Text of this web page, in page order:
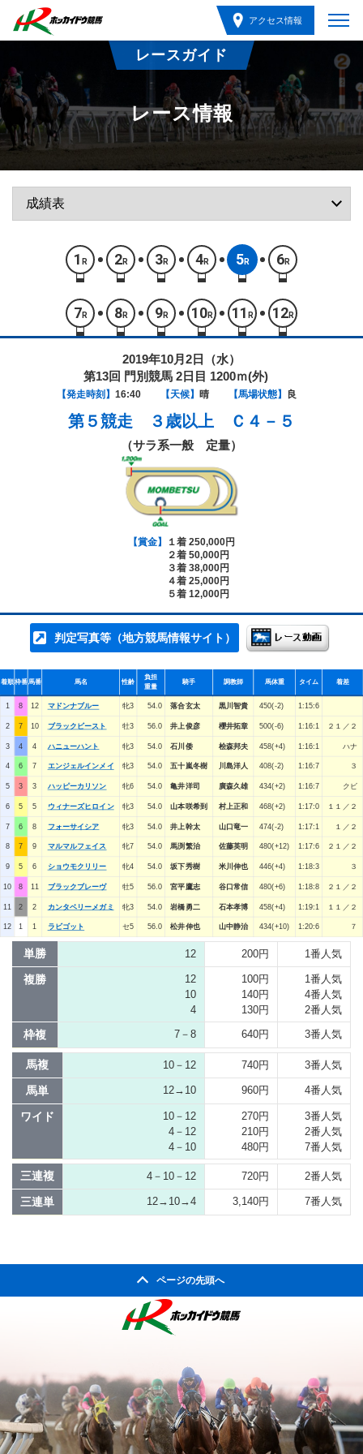
アクセス情報
レースガイド
レース情報
1 R 2R 3R 4R 5R 6R
7 R 8R 9R 10R 11 R 12R
2019年10月2日（水）
第13回 門別競馬 2日目 1200ｍ(外)
【発走時刻】 16:40 【天候】 晴 【馬場状態】 良
第５競走 ３歳以上 Ｃ４－５
（サラ系一般 定量）
【賞金】
１着 250,000円
２着 50,000円
３着 38,000円
４着 25,000円
５着 12,000円
判定写真等（地方競馬情報サイト）
着順枠番馬番 馬名 性齢
負担
重量
騎手 調教師 馬体重 タイム 着差
1 8 12 マドンナブルー 牝3 54.0 落合玄太 黒川智貴 450(-2) 1:15:6
2 7 10 ブラックビースト 牡3 56.0 井上俊彦 櫻井拓章 500(-6) 1:16:1 ２１／２
3 4 4 ハニューハント 牝3 54.0 石川倭 桧森邦夫 458(+4) 1:16:1 ハナ
4 6 7 エンジェルインメイ 牝3 54.0 五十嵐冬樹 川島洋人 408(-2) 1:16:7 ３
5 3 3 ハッピーカリソン 牝6 54.0 亀井洋司 廣森久雄 434(+2) 1:16:7 クビ
6 5 5 ウィナーズヒロイン 牝3 54.0 山本咲希到 村上正和 468(+2) 1:17:0 １１／２
7 6 8 フォーサイシア 牝3 54.0 井上幹太 山口竜一 474(-2) 1:17:1 １／２
8 7 9 マルマルフェイス 牝7 54.0 馬渕繁治 佐藤英明 480(+12) 1:17:6 ２１／２
9 5 6 ショウモクリリー 牝4 54.0 坂下秀樹 米川伸也 446(+4) 1:18:3 ３
10 8 11 ブラックブレーヴ 牡5 56.0 宮平鷹志 谷口常信 480(+6) 1:18:8 ２１／２
11 2 2 カンタベリーメガミ 牝3 54.0 岩橋勇二 石本孝博 458(+4) 1:19:1 １１／２
12 1 1 ラビゴット セ5 56.0 松井伸也 山中静治 434(+10) 1:20:6 ７
単勝 12 200円 1番人気
複勝
12
10
4
100円
140円
130円
1番人気
4番人気
2番人気
枠複 7－8 640円 3番人気
馬複 10－12 740円 3番人気
馬単 12→10 960円 4番人気
ワイド
10－12
4－12
4－10
270円
210円
480円
3番人気
2番人気
7番人気
三連複 4－10－12 720円 2番人気
三連単 12→10→4 3,140円 7番人気
ページの先頭へ